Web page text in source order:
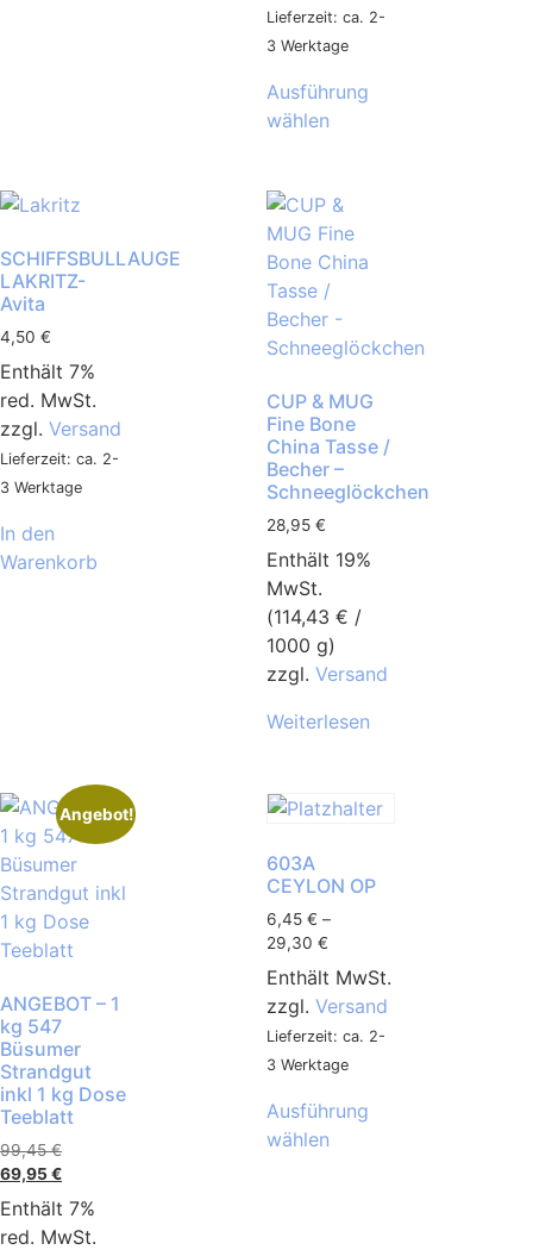
Lieferzeit: ca. 2-
3 Werktage
Ausführung
wählen
SCHIFFSBULLAUGE
LAKRITZ-
Avita
4,50 €
Enthält 7%
red. MwSt.
zzgl. Versand
Lieferzeit: ca. 2-
3 Werktage
In den
Warenkorb
CUP & MUG
Fine Bone
China Tasse /
Becher –
Schneeglöckchen
28,95 €
Enthält 19%
MwSt.
(114,43 € /
1000 g)
zzgl. Versand
Weiterlesen
Angebot!
ANGEBOT – 1
kg 547
Büsumer
Strandgut
inkl 1 kg Dose
Teeblatt
99,45€
69,95€
Enthält 7%
red. MwSt.
603A
CEYLON OP
6,45 € –
29,30 €
Enthält MwSt.
zzgl. Versand
Lieferzeit: ca. 2-
3 Werktage
Ausführung
wählen